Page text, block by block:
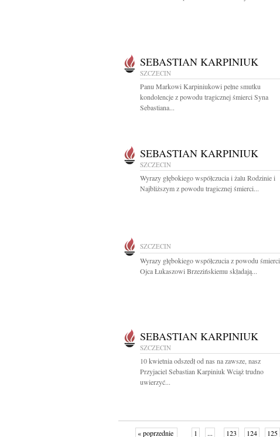
SEBASTIAN KARPINIUK
SZCZECIN
Panu Markowi Karpiniukowi pełne smutku
kondolencje z powodu tragicznej śmierci Syna
Sebastiana...
SEBASTIAN KARPINIUK
SZCZECIN
Wyrazy głębokiego współczucia i żalu Rodzinie i
Najbliższym z powodu tragicznej śmierci...
SZCZECIN
Wyrazy głębokiego współczucia z powodu śmierci
Ojca Łukaszowi Brzezińskiemu składają...
SEBASTIAN KARPINIUK
SZCZECIN
10 kwietnia odszedł od nas na zawsze, nasz
Przyjaciel Sebastian Karpiniuk Wciąż trudno
uwierzyć...
« poprzednie 1 ... 123 124 125